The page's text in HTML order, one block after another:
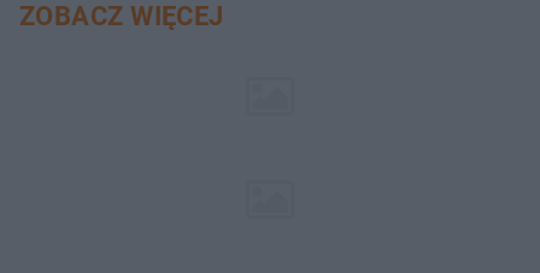
ZOBACZ WIĘCEJ